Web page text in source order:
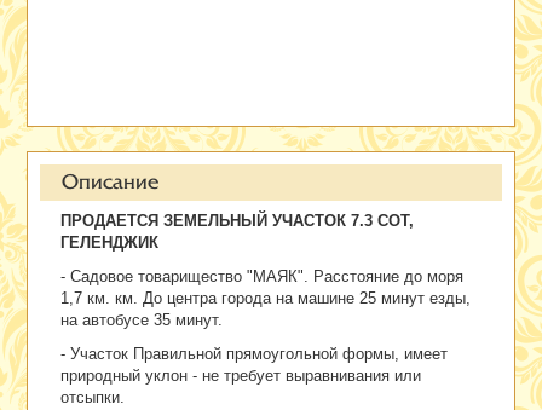
Описание
ПРОДАЕТСЯ ЗЕМЕЛЬНЫЙ УЧАСТОК 7.3 СОТ,
ГЕЛЕНДЖИК
- Садовое товарищество "МАЯК". Расстояние до моря
1,7 км. км. До центра города на машине 25 минут езды,
на автобусе 35 минут.
- Участок Правильной прямоугольной формы, имеет
природный уклон - не требует выравнивания или
отсыпки.